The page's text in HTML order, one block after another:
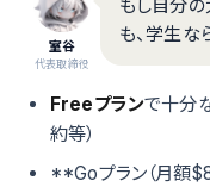
室谷
代表取締役
もし自分
も、学生な
Freeプランで十分
約等）
**Goプラン（月額